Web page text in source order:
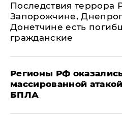
Последствия террора
Запорожчине,
Донетчине есть
гражданские
Регионы РФ
массированной
БПЛА